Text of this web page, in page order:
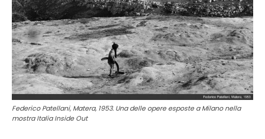
Federico Patellani, Matera, 1953. Una delle opere esposte a Milano nella
mostra Italia Inside Out